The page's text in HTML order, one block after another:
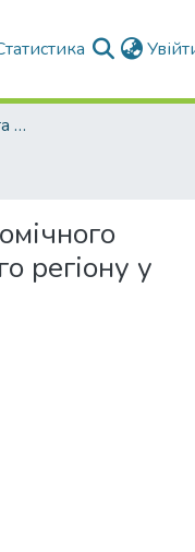
Факультет Економіки та бізнесу
регіону у